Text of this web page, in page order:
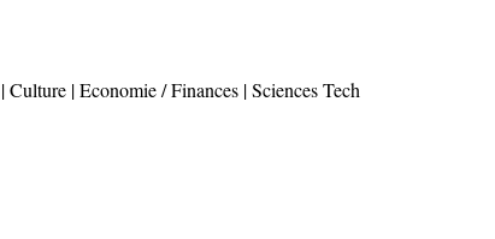
|Culture |Economie / Finances |Sciences Tech